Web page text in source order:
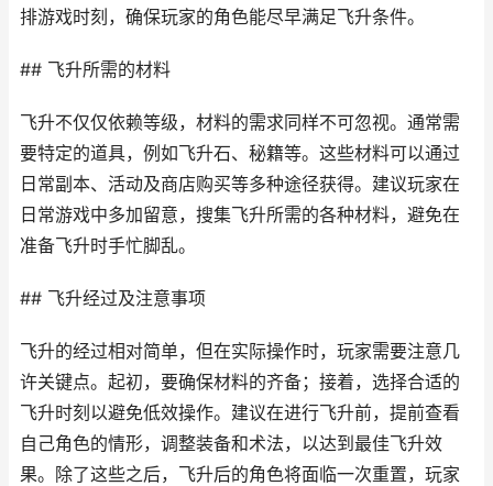
排游戏时刻，确保玩家的角色能尽早满足飞升条件。
## 飞升所需的材料
飞升不仅仅依赖等级，材料的需求同样不可忽视。通常需
要特定的道具，例如飞升石、秘籍等。这些材料可以通过
日常副本、活动及商店购买等多种途径获得。建议玩家在
日常游戏中多加留意，搜集飞升所需的各种材料，避免在
准备飞升时手忙脚乱。
## 飞升经过及注意事项
飞升的经过相对简单，但在实际操作时，玩家需要注意几
许关键点。起初，要确保材料的齐备；接着，选择合适的
飞升时刻以避免低效操作。建议在进行飞升前，提前查看
自己角色的情形，调整装备和术法，以达到最佳飞升效
果。除了这些之后，飞升后的角色将面临一次重置，玩家